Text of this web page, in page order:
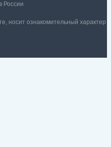
России
носит ознакомительный характер